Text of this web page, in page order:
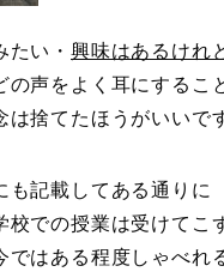
い・ 興味はあるけれ
の声をよく耳にする
は捨てたほうがいいで
も記載してある通り
での授業は受けて
はある程度しゃべれ